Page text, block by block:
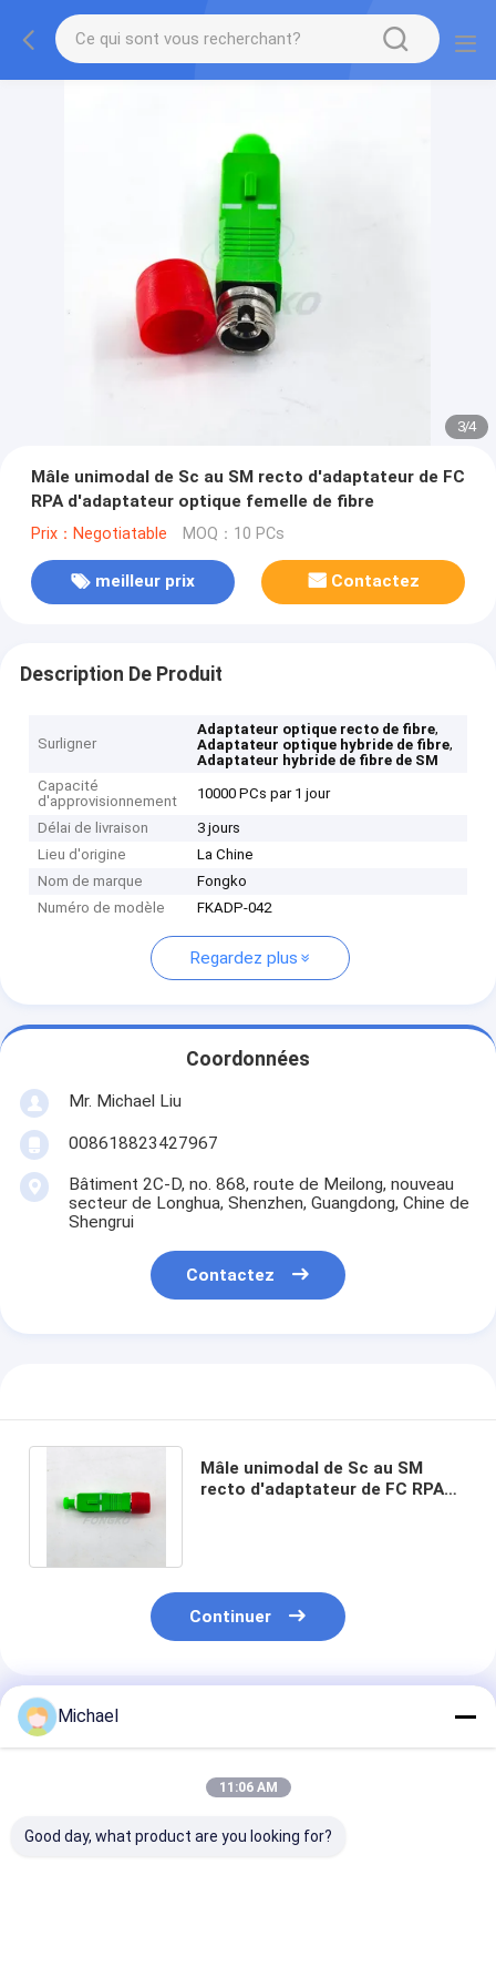
3/4
Mâle unimodal de Sc au SM recto d'adaptateur de FC
RPA d'adaptateur optique femelle de fibre
Prix：Negotiatable MOQ：10 PCs
meilleur prix Contactez
Description De Produit
Surligner
Adaptateur optique recto de fibre,
Adaptateur optique hybride de fibre,
Adaptateur hybride de fibre de SM
Capacité
d'approvisionnement
10000 PCs par 1 jour
Délai de livraison
3 jours
Lieu d'origine
La Chine
Nom de marque
Fongko
Numéro de modèle
FKADP-042
Regardez plus
Coordonnées
Mr. Michael Liu
008618823427967
Bâtiment 2C-D, no. 868, route de Meilong, nouveau
secteur de Longhua, Shenzhen, Guangdong, Chine de
Shengrui
Contactez
Mâle unimodal de Sc au SM
recto d'adaptateur de FC RPA
Continuer
Produits Recommandés
Michael
11:06 AM
Good day, what product are you looking for?